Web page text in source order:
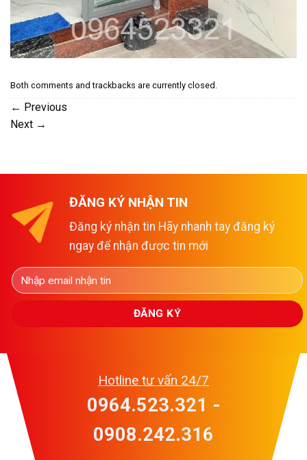
Both comments and trackbacks are currently closed.
← Previous
Next →
ĐĂNG KÝ NHẬN TIN
Đăng ký nhận tin Hãy nhanh tay đăng ký
ngay để nhận được tin mới
Hotline tư vấn 24/7
0964.523.321 -
0908.242.316